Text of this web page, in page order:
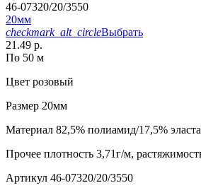
46-07320/20/3550
20мм
checkmark_alt_circleВыбрать
21.49 р.
По 50 м
Цвет розовый
Размер 20мм
Материал 82,5% полиамид/17,5%
Прочее плотность 3,71г/м,
Артикул 46-07320/20/3550